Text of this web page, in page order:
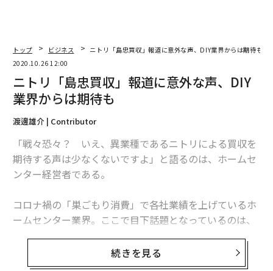
トップ ビジネス
ニトリ「島忠買収」報道に意外な声、DIY業界からは期待も
2020.10.26 12:00
ニトリ「島忠買収」報道に意外な声、DIY
業界からは期待も
渡邊雄介 | Contributor
「戦々恐々？ いえ、異業種であるニトリによる買収を
期待する声は少なくないですよ」と語るのは、ホームセ
ンター経営者である。
コロナ禍の「巣ごもり消費」で各社業績を上げているホ
ームセンター業界。ここで目下話題となっているのは、
続きを見る